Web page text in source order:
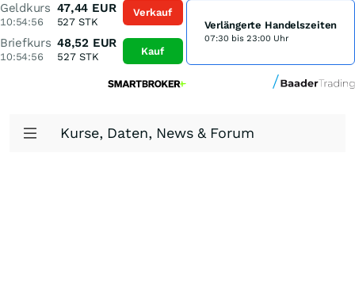
Geldkurs
10:54:56
47,44 EUR
527 STK
Briefkurs
10:54:56
48,52 EUR
527STK
Verkauf
Kauf
Verlängerte Handelszeiten
07:30 bis 23:00 Uhr
Kurse, Daten, News & Forum